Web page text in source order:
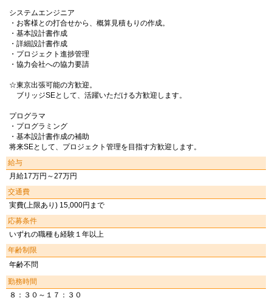
システムエンジニア
・お客様との打合せから、概算見積もりの作成。
・基本設計書作成
・詳細設計書作成
・プロジェクト進捗管理
・協力会社への協力要請
☆東京出張可能の方歓迎。
ブリッジSEとして、活躍いただける方歓迎します。
プログラマ
・プログラミング
・基本設計書作成の補助
将来SEとして、プロジェクト管理を目指す方歓迎します。
給与
月給17万円～27万円
交通費
実費(上限あり) 15,000円まで
応募条件
いずれの職種も経験１年以上
年齢制限
年齢不問
勤務時間
８：３０～１７：３０